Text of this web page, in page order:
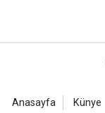
Anasayfa Künye